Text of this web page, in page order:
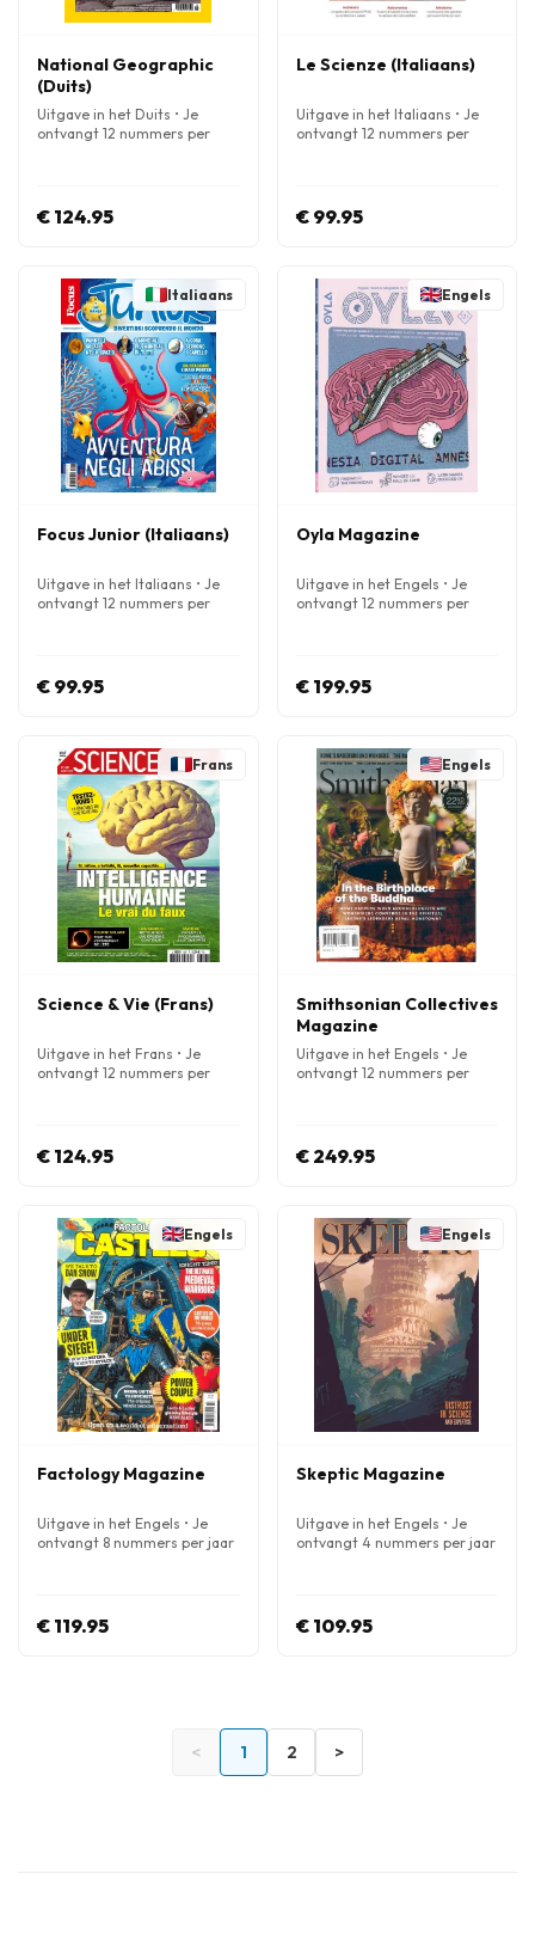
National Geographic
(Duits)
Uitgave in het Duits • Je
ontvangt 12 nummers per
€ 124.95
Le Scienze (Italiaans)
Uitgave in het Italiaans • Je
ontvangt 12 nummers per
€ 99.95
Italiaans
Focus Junior (Italiaans)
Uitgave in het Italiaans • Je
ontvangt 12 nummers per
€ 99.95
Engels
Oyla Magazine
Uitgave in het Engels • Je
ontvangt 12 nummers per
€ 199.95
Frans
Science & Vie (Frans)
Uitgave in het Frans • Je
ontvangt 12 nummers per
€ 124.95
Engels
Smithsonian Collectives
Magazine
Uitgave in het Engels • Je
ontvangt 12 nummers per
€ 249.95
Engels
Factology Magazine
Uitgave in het Engels • Je
ontvangt 8 nummers per jaar
€ 119.95
Engels
Skeptic Magazine
Uitgave in het Engels • Je
ontvangt 4 nummers per jaar
€ 109.95
< 1 2 >